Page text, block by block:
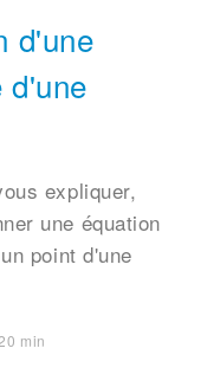
d'une
d'une
expliquer,
une équation
point d'une
min